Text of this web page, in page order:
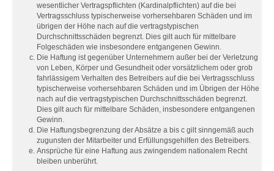
wesentlicher Vertragspflichten (Kardinalpflichten) auf die bei
Vertragsschluss typischerweise vorhersehbaren Schäden und im
übrigen der Höhe nach auf die vertragstypischen
Durchschnittsschäden begrenzt. Dies gilt auch für mittelbare
Folgeschäden wie insbesondere entgangenen Gewinn.
Die Haftung ist gegenüber Unternehmern außer bei der Verletzung
von Leben, Körper und Gesundheit oder vorsätzlichem oder grob
fahrlässigem Verhalten des Betreibers auf die bei Vertragsschluss
typischerweise vorhersehbaren Schäden und im Übrigen der Höhe
nach auf die vertragstypischen Durchschnittsschäden begrenzt.
Dies gilt auch für mittelbare Schäden, insbesondere entgangenen
Gewinn.
Die Haftungsbegrenzung der Absätze a bis c gilt sinngemäß auch
zugunsten der Mitarbeiter und Erfüllungsgehilfen des Betreibers.
Ansprüche für eine Haftung aus zwingendem nationalem Recht
bleiben unberührt.